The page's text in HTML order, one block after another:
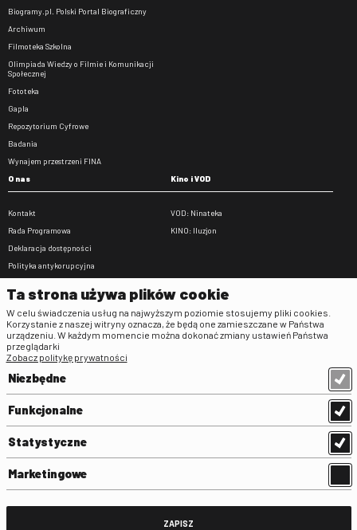
Biogramy.pl. Polski Portal Biograficzny
Archiwum
Filmoteka Szkolna
Olimpiada Wiedzy o Filmie i Komunikacji
Społecznej
Fototeka
Gapla
Repozytorium Cyfrowe
Badania
Wynajem przestrzeni FINA
O nas
Kontakt
Rada Programowa
Deklaracja dostępności
Polityka antykorupcyjna
Zamówienia publiczne
Praca w FINA
Kino i VOD
VOD: Ninateka
KINO: Iluzjon
Regulaminy
Klauzula informacyjna RODO
Regulamin użytkowania parkingu
Standardy ochrony małoletnich
Regulamin kina Iluzjon
Ta strona używa plików cookie
W celu świadczenia usług na najwyższym poziomie stosujemy pliki cookies.
Korzystanie z naszej witryny oznacza, że będą one zamieszczane w Państwa
urządzeniu. W każdym momencie można dokonać zmiany ustawień Państwa
przeglądarki
Zobacz politykę prywatności
Niezbędne
Funkcjonalne
Statystyczne
Marketingowe
ZAPISZ